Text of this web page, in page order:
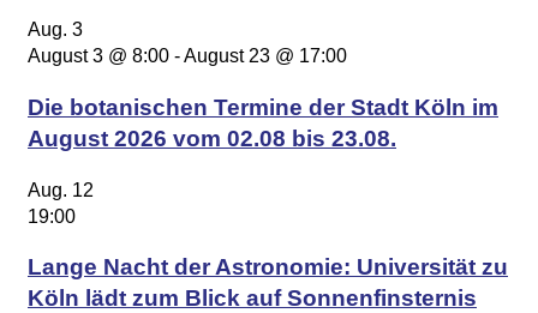
Aug. 3
August 3 @ 8:00 -August 23 @ 17:00
Die botanischen Termine der Stadt Köln im
August 2026 vom 02.08 bis 23.08.
Aug. 12
19:00
Lange Nacht der Astronomie: Universität zu
Köln lädt zum Blick auf Sonnenfinsternis